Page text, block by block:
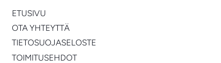
ETUSIVU
OTA YHTEYTTÄ
TIETOSUOJASELOSTE
TOIMITUSEHDOT